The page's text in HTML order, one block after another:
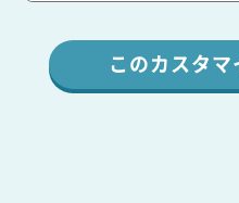
このカスタマ